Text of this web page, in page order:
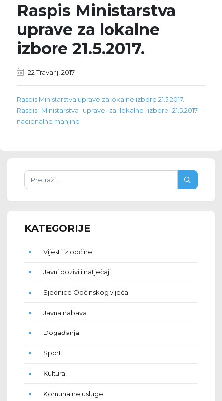
Raspis Ministarstva
uprave za lokalne
izbore 21.5.2017.
22 Travanj, 2017
Raspis Ministarstva uprave za lokalne izbore 21.5.2017.
Raspis Ministarstva uprave za lokalne izbore 21.5.2017. -
nacionalne manjine
KATEGORIJE
Vijesti iz općine
Javni pozivi i natječaji
Sjednice Općinskog vijeća
Javna nabava
Događanja
Sport
Kultura
Komunalne usluge